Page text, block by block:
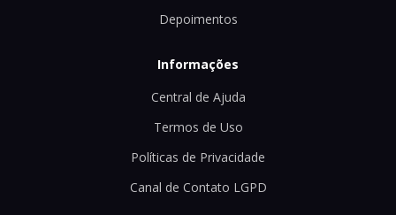
Depoimentos
Informações
Central de Ajuda
Termos de Uso
Políticas de Privacidade
Canal de Contato LGPD